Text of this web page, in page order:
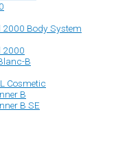
2000 Body System
2000
B
Cosmetic
B
B SE